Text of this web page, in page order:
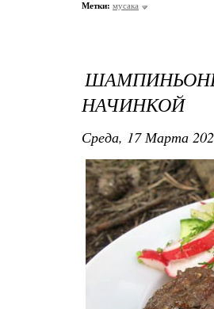
Метки: мусака
НАЧИНКОЙ
Среда, 17 Марта